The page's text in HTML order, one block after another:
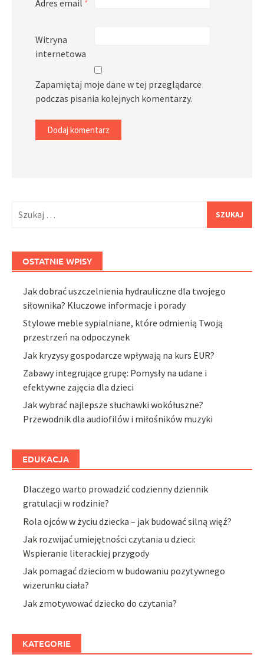
Adres email *
Witryna
internetowa
Zapamiętaj moje dane w tej przeglądarce
podczas pisania kolejnych komentarzy.
OSTATNIE WPISY
Jak dobrać uszczelnienia hydrauliczne dla twojego
siłownika? Kluczowe informacje i porady
Stylowe meble sypialniane, które odmienią Twoją
przestrzeń na odpoczynek
Jak kryzysy gospodarcze wpływają na kurs EUR?
Zabawy integrujące grupę: Pomysły na udane i
efektywne zajęcia dla dzieci
Jak wybrać najlepsze słuchawki wokółuszne?
Przewodnik dla audiofilów i miłośników muzyki
EDUKACJA
Dlaczego warto prowadzić codzienny dziennik
gratulacji w rodzinie?
Rola ojców w życiu dziecka – jak budować silną więź?
Jak rozwijać umiejętności czytania u dzieci:
Wspieranie literackiej przygody
Jak pomagać dzieciom w budowaniu pozytywnego
wizerunku ciała?
Jak zmotywować dziecko do czytania?
KATEGORIE